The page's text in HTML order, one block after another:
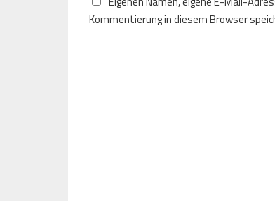
Kommentierung in diesem Browser